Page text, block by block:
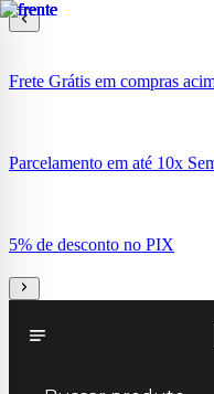
Frete Grátis em compras
Parcelamento em até 10x
5% de desconto no PIX